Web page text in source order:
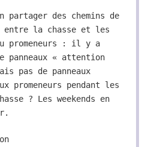
partager des chemins de
entre la chasse et les
promeneurs : il y a
panneaux « attention
pas de panneaux
promeneurs pendant les
? Les weekends en